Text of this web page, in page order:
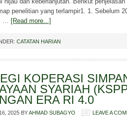
penelitian yang terlampir1. 1. Sebelum
… [Read more...]
CATATAN HARIAN
KOPERASI
SYARIAH
ERA RI 4.0
2025 BYAHMAD SUBAGYO LEAVE A